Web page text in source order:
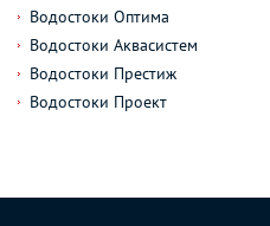
Водостоки Оптима
Водостоки Аквасистем
Водостоки Престиж
Водостоки Проект